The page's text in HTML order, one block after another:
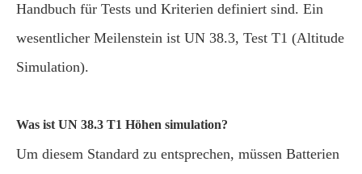
Handbuch für Tests und Kriterien definiert sind. Ein
wesentlicher Meilenstein ist UN 38.3, Test T1 (Altitude
Simulation).
Was ist UN 38.3 T1 Höhen simulation?
Um diesem Standard zu entsprechen, müssen Batterien